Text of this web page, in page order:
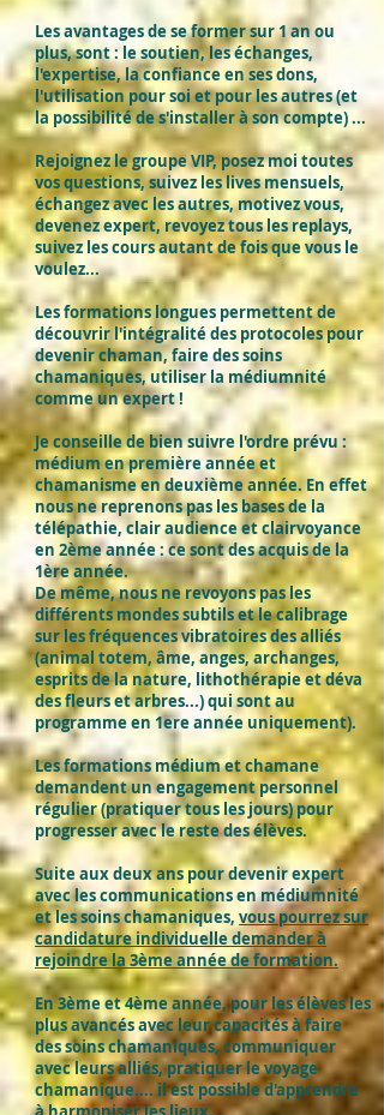
Les avantages de se former sur 1 an ou
plus, sont : le soutien, les échanges,
l'expertise, la confiance en ses dons,
l'utilisation pour soi et pour les autres (et
la possibilité de s'installer à son compte) ...
Rejoignez le groupe VIP, posez moi toutes
vos questions, suivez les lives mensuels,
échangez avec les autres, motivez vous,
devenez expert, revoyez tous les replays,
suivez les cours autant de fois que vous le
voulez...
Les formations longues permettent de
découvrir l'intégralité des protocoles pour
devenir chaman, faire des soins
chamaniques, utiliser la médiumnité
comme un expert !
Je conseille de bien suivre l'ordre prévu :
médium en première année et
chamanisme en deuxième année. En effet
nous ne reprenons pas les bases de la
télépathie, clair audience et clairvoyance
en 2ème année : ce sont des acquis de la
1ère année.
De même, nous ne revoyons pas les
différents mondes subtils et le calibrage
sur les fréquences vibratoires des alliés
(animal totem, âme, anges, archanges,
esprits de la nature, lithothérapie et déva
des fleurs et arbres...) qui sont au
programme en 1ere année uniquement).
Les formations médium et chamane
demandent un engagement personnel
régulier (pratiquer tous les jours) pour
progresser avec le reste des élèves.
Suite aux deux ans pour devenir expert
avec les communications en médiumnité
et les soins chamaniques, vous pourrez sur
candidature individuelle demander à
rejoindre la 3ème année de formation.
En 3ème et 4ème année, pour les élèves les
plus avancés avec leur capacités à faire
des soins chamaniques, communiquer
avec leurs alliés, pratiquer le voyage
chamanique.... il est possible d'apprendre